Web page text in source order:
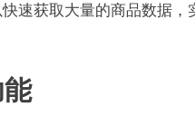
速获取大量的商品数据，